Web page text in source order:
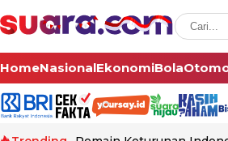
HomeNasionalEkonomiBola